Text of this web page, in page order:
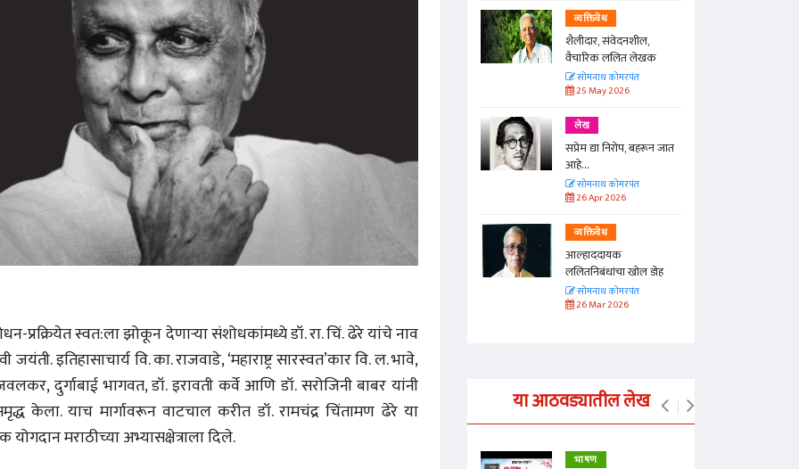
प्रक्रियेत स्वत:ला झोकून देणार्‍या संशोधकांमध्ये डॉ. रा. चिं. ढेरे यांचे नाव
इतिहासाचार्य वि. का. राजवाडे, ‘महाराष्ट्र सारस्वत’कार वि. ल. भावे,
दुर्गाबाई भागवत, डॉ. इरावती कर्वे आणि डॉ. सरोजिनी बाबर यांनी
केला. याच मार्गावरून वाटचाल करीत डॉ. रामचंद्र चिंतामण ढेरे या
मराठीच्या अभ्यासक्षेत्राला दिले.
लेख
लोकमान्य टिळक:
जीवननिष्ठा आणि लेखनशैली
सोमनाथ कोमरपंत
31 Jul 2020
लेख
व्रतस्थ ज्ञानोपासक
सोमनाथ कोमरपंत
21 Jul 2020
लेख
बोरकरांची कविता : मराठी
काव्यसृष्टीचे अक्षय लेणे
मुक्त संवाद: अभिरुचिसंपन्न
व्यक्तिवेध
शैलीदार, संवेदनशील,
वैचारिक ललित लेखक
सोमनाथ कोमरपंत
25 May 2026
लेख
सप्रेम द्या निरोप, बहरून जात
आहे...
सोमनाथ कोमरपंत
26 Apr 2026
व्यक्तिवेध
आल्हाददायक
ललितनिबंधांचा खोल डोह
सोमनाथ कोमरपंत
26 Mar 2026
या आठवड्यातील लेख
भाषण